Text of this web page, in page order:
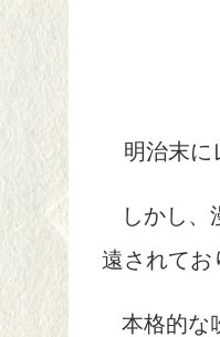
明治末に
しかし、
遠されてお
本格的な